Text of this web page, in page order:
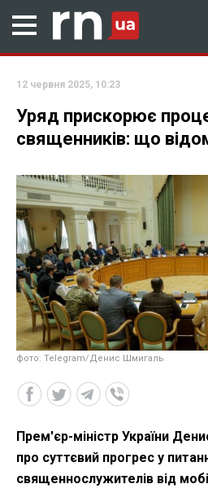
12 червня 2025, 10:23
Уряд прискорює
священників: що
фото: Telegram/Денис Шмигаль
Прем'єр-міністр України
про суттєвий прогрес у
священнослужителів від